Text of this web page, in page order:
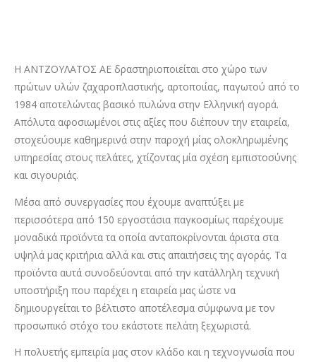
Η ΑΝΤΖΟΥΛΑΤΟΣ ΑΕ δραστηριοποιείται στο χώρο των
πρώτων υλών ζαχαροπλαστικής, αρτοποιίας, παγωτού από το
1984 αποτελώντας βασικό πυλώνα στην Ελληνική αγορά.
Απόλυτα αφοσιωμένοι στις αξίες που διέπουν την εταιρεία,
στοχεύουμε καθημερινά στην παροχή μίας ολοκληρωμένης
υπηρεσίας στους πελάτες, χτίζοντας μία σχέση εμπιστοσύνης
και σιγουριάς.
Μέσα από συνεργασίες που έχουμε αναπτύξει με
περισσότερα από 150 εργοστάσια παγκοσμίως παρέχουμε
μοναδικά προϊόντα τα οποία ανταποκρίνονται άριστα στα
υψηλά μας κριτήρια αλλά και στις απαιτήσεις της αγοράς. Τα
προϊόντα αυτά συνοδεύονται από την κατάλληλη τεχνική
υποστήριξη που παρέχει η εταιρεία μας ώστε να
δημιουργείται το βέλτιστο αποτέλεσμα σύμφωνα με τον
προσωπικό στόχο του εκάστοτε πελάτη ξεχωριστά.
Η πολυετής εμπειρία μας στον κλάδο και η τεχνογνωσία που